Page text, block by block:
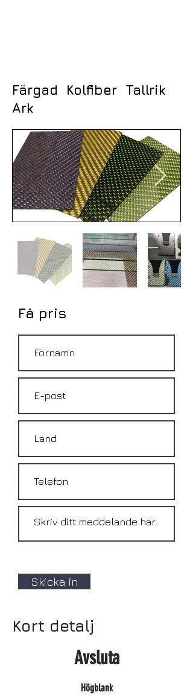
Färgad Kolfiber Tallrik
Ark
Få pris
Skicka in
Kort detalj
Avsluta
Högblank